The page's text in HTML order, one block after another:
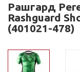
Рашгард
Rashguard
(401021-478)